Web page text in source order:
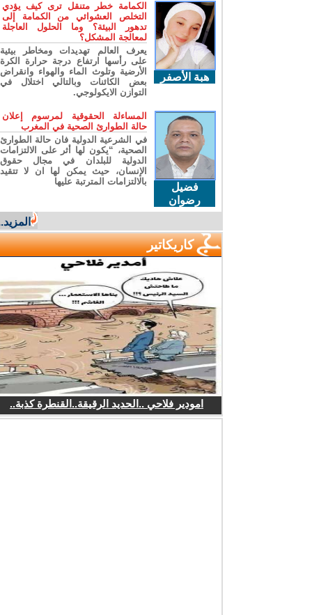
هبة الأصفر
الكمامة خطر متنقل ترى كيف يؤدي
التخلص العشوائي من الكمامة إلى
تدهور البيئة؟ وما الحلول العاجلة
لمعالجة المشكل؟
يعرف العالم تهديدات ومخاطر بيئية
على رأسها ارتفاع درجة حرارة الكرة
الأرضية وتلوث الماء والهواء وانقراض
بعض الكائنات وبالتالي اختلال في
التوازن الايكولوجي.
فضيل
رضوان
المساءلة الحقوقية لمرسوم إعلان
حالة الطوارئ الصحية في المغرب
في الشرعية الدولية فان حالة الطوارئ
الصحية، “يكون لها أثر على الالتزامات
الدولية للبلدان في مجال حقوق
الإنسان، حيث يمكن لها ان لا تتقيد
بالالتزامات المترتبة عليها
المزيد...
كاريكاتير
امودير فلاحي ..الحديد الرقيقة..القنطرة كذبة..